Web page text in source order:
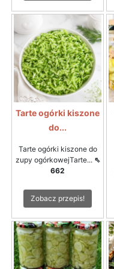
Tarte ogórki kiszone
do...
Tarte ogórki kiszone do
zupy ogórkowejTarte... ⇖
662
Zobacz przepis!